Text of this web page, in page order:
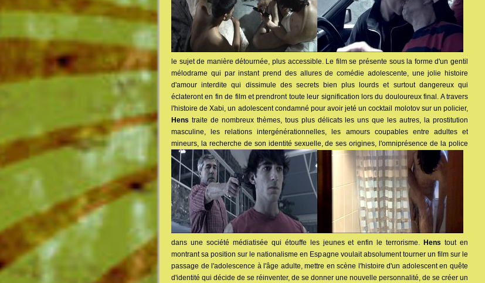
le sujet de manière détournée, plus accessible. Le film se présente sous la forme d'un gentil
mélodrame qui par instant prend des allures de comédie adolescente, une jolie histoire
d'amour interdite qui dissimule des secrets bien plus lourds et surtout dangereux qui
éclateront en fin de film et prendront toute leur signification lors du douloureux final. A travers
l'histoire de Xabi, un adolescent condamné pour avoir jeté un cocktail molotov sur un policier,
Hens traite de nombreux thèmes, tous plus délicats les uns que les autres, la prostitution
masculine, les relations intergénérationnelles, les amours coupables entre adultes et
mineurs, la recherche de son identité sexuelle, de ses origines, l'omniprésence de la police
dans une société médiatisée qui étouffe les jeunes et enfin le terrorisme. Hens tout en
montrant sa position sur le nationalisme en Espagne voulait absolument tourner un film sur le
passage de l'adolescence à l'âge adulte, mettre en scène l'histoire d'un adolescent en quête
d'identité qui décide de se réinventer, de se donner une nouvelle personnalité, de se créer un